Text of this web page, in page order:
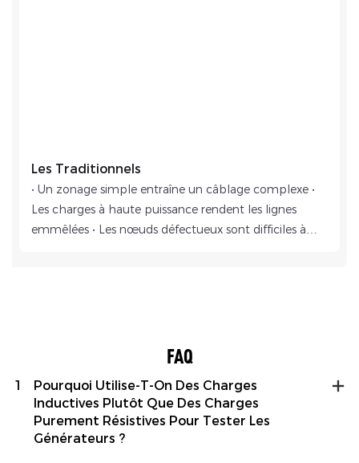
Les Traditionnels
• Un zonage simple entraîne un câblage complexe •
Les charges à haute puissance rendent les lignes
emmêlées • Les nœuds défectueux sont difficiles à
FAQ
1
Pourquoi Utilise-T-On Des Charges
Inductives Plutôt Que Des Charges
Purement Résistives Pour Tester Les
Générateurs ?